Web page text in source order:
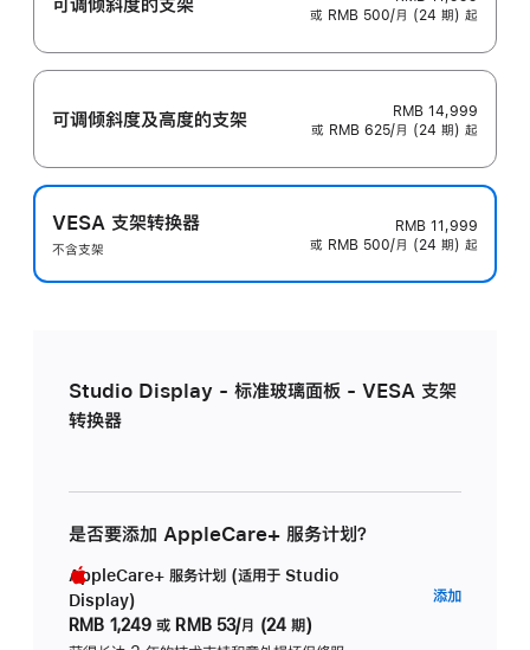
或 RMB 500/月 (24 期) 起
可调倾斜度及高‍度的支‍架
RMB 14,999
或 RMB 625/月 (24 期) 起
VESA 支架转换器
不含支架
RMB 11,999
或 RMB 500/月 (24 期) 起
Studio Display - 标准玻璃面板 - VESA 支架
转换器
是否要添加 AppleCare+ 服务计划？
AppleCare+ 服务计划 (适用于 Studio
Display)
RMB 1,249 或 RMB 53/月 (24 期)
添加